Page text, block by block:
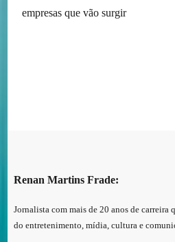
empresas que vão surgir
Renan Martins Frade:
Jornalista com mais de 20 anos de carreira
do entretenimento, mídia, cultura e